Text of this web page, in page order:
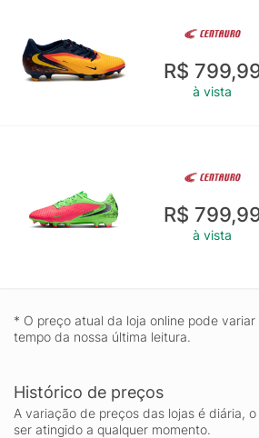
R$
à vista
R$
à vista
* O preço atual da loja online pode
tempo da nossa última leitura.
Histórico de preços
A variação de preços das lojas é diária,
ser atingido a qualquer momento.